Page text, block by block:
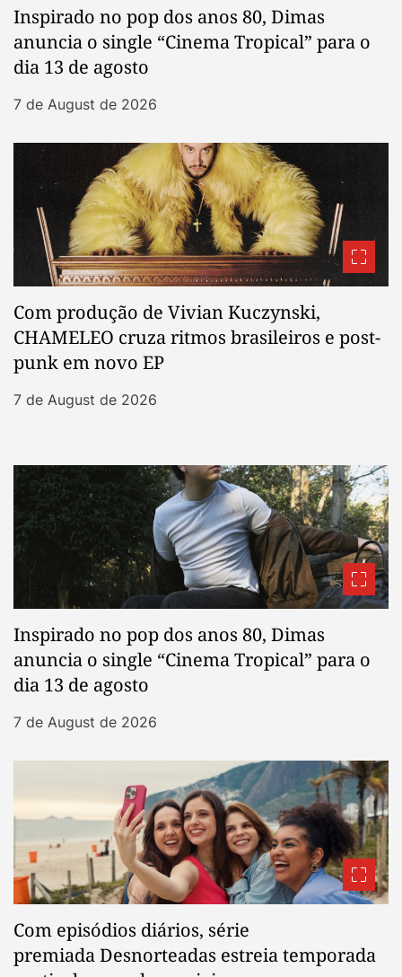
Inspirado no pop dos anos 80, Dimas
anuncia o single “Cinema Tropical” para o
dia 13 de agosto
7 de August de 2026
Com produção de Vivian Kuczynski,
CHAMELEO cruza ritmos brasileiros e post-
punk em novo EP
7 de August de 2026
Inspirado no pop dos anos 80, Dimas
anuncia o single “Cinema Tropical” para o
dia 13 de agosto
7 de August de 2026
Com episódios diários, série
premiada Desnorteadas estreia temporada